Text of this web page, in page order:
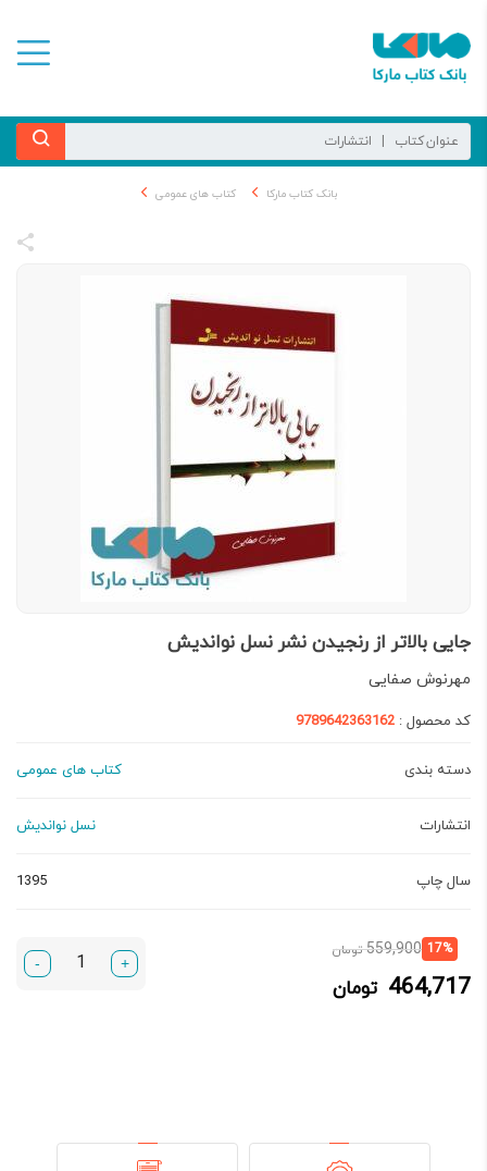
بانک کتاب مارکا کتاب های عمومی
جایی بالاتر از رنجیدن نشر نسل نواندیش
مهرنوش صفایی
کد محصول : 9789642363162
دسته بندی کتاب های عمومی
انتشارات نسل نواندیش
سال چاپ 1395
17%
559,900 تومانقیمت
464,717 تومان
قیمت
464,717 تومان.
+
-